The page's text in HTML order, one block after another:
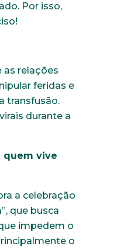
Por isso,
as relações
feridas e
transfusão.
durante a
quem vive
a celebração
que busca
impedem o
o